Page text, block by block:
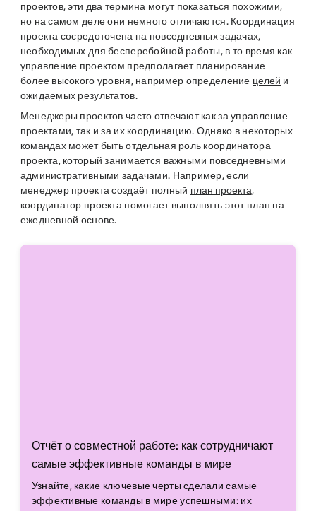
проектов, эти два термина могут показаться похожими,
но на самом деле они немного отличаются. Координация
проекта сосредоточена на повседневных задачах,
необходимых для бесперебойной работы, в то время как
управление проектом предполагает планирование
более высокого уровня, например определение целей и
ожидаемых результатов.
Менеджеры проектов часто отвечают как за управление
проектами, так и за их координацию. Однако в некоторых
командах может быть отдельная роль координатора
проекта, который занимается важными повседневными
административными задачами. Например, если
менеджер проекта создаёт полный план проекта,
координатор проекта помогает выполнять этот план на
ежедневной основе.
Отчёт о совместной работе: как сотрудничают
самые эффективные команды в мире
Узнайте, какие ключевые черты сделали самые
эффективные команды в мире успешными: их